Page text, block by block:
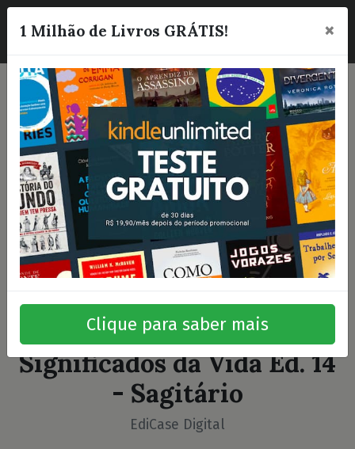
☰
Significados da Vida Ed. 14
- Sagitário
EdiCase Digital
1 Milhão de Livros GRÁTIS! ×
Clique para saber mais